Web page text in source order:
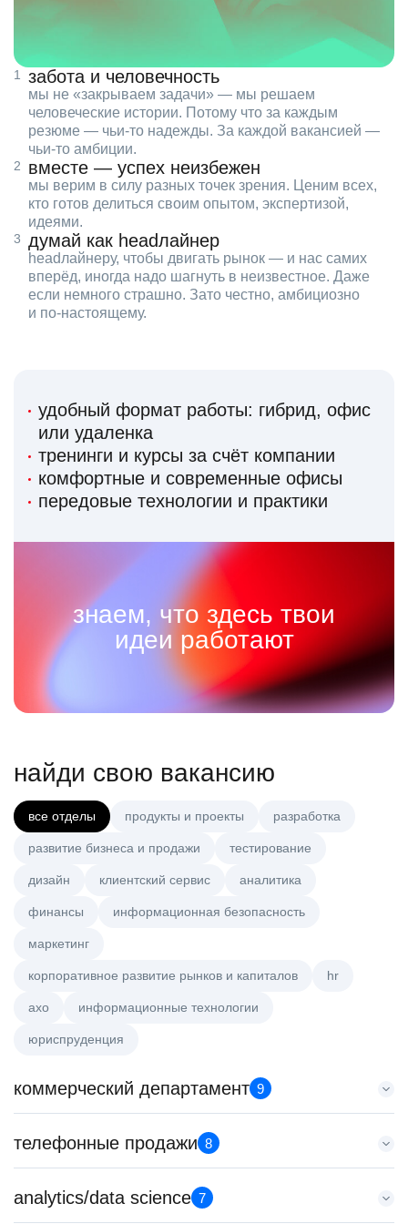
забота и человечность
мы не «закрываем задачи» — мы решаем
человеческие истории. Потому что за каждым
резюме — чьи‑то надежды. За каждой вакансией —
чьи‑то амбиции.
вместе — успех неизбежен
мы верим в силу разных точек зрения. Ценим всех,
кто готов делиться своим опытом, экспертизой,
идеями.
думай как headлайнер
headлайнеру, чтобы двигать рынок — и нас самих
вперёд, иногда надо шагнуть в неизвестное. Даже
если немного страшно. Зато честно, амбициозно
и по‑настоящему.
удобный формат работы: гибрид, офис
или удаленка
тренинги и курсы за счёт компании
комфортные и современные офисы
передовые технологии и практики
знаем, что здесь твои
идеи работают
найди свою вакансию
все отделы продукты и проекты разработка
развитие бизнеса и продажи тестирование
дизайн клиентский сервис аналитика
финансы информационная безопасность
маркетинг
корпоративное развитие рынков и капиталов hr
axo информационные технологии
юриспруденция
коммерческий департамент 9
Key Account Manager (EdTech)
HeadHunter::Коммерческий департамент
150000 ₽
телефонные продажи 8
Менеджер по продажам B2B
HeadHunter::Телефонные продажи
analytics/data science 7